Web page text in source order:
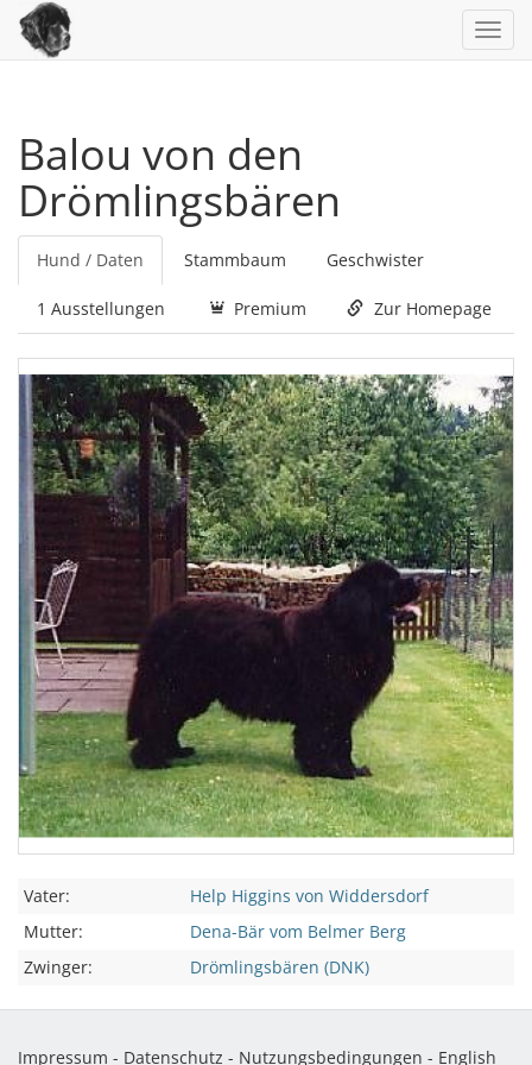
Balou von den
Drömlingsbären
Hund / Daten Stammbaum Geschwister
1 Ausstellungen Premium Zur Homepage
Vater:
Help Higgins von Widdersdorf
Mutter:
Dena-Bär vom Belmer Berg
Zwinger:
Drömlingsbären (DNK)
Impressum - Datenschutz - Nutzungsbedingungen - English